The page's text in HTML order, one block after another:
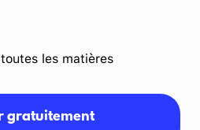
les matières
gratuitement